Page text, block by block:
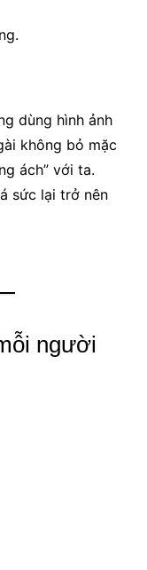
dùng hình ảnh
không bỏ mặc
ách” với ta.
sức lại trở nên
người